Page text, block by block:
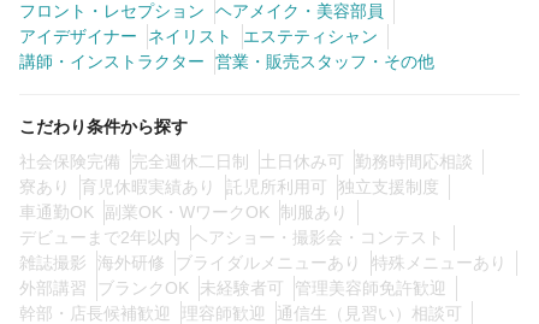
詳細条件を変更
検索する
フロント・レセプション
ヘアメイク・美容部員
アイデザイナー
ネイリスト
エステティシャン
講師・インストラクター
営業・販売スタッフ・その他
こだわり条件から探す
社会保険完備
完全週休二日制 土日休み可
勤務時間応相談
寮あり
育児休暇実績あり 託児所利用可
独立支援制度
車通勤OK
副業OK・WワークOK
制服あり
デビューまで2年以内
ヘアショー・撮影会・コンテスト
雑誌撮影
海外研修 ブライダルメニューあり
特殊メニューあり
外部講習
ブランクOK 未経験者可
管理美容師免許歓迎
幹部・店長候補歓迎
理容師歓迎
通信生（見習い）相談可